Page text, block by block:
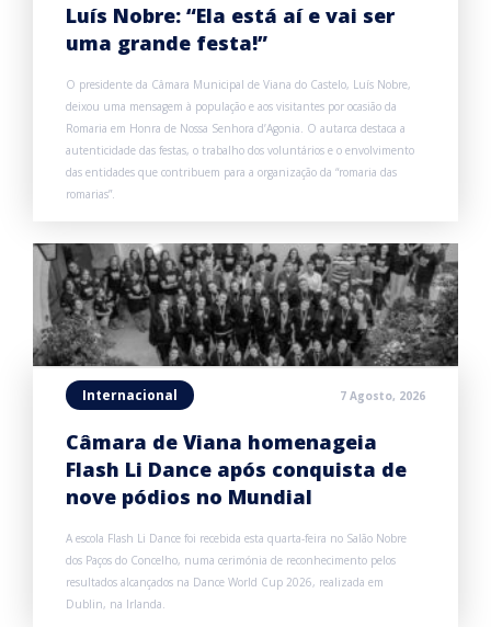
Luís Nobre: “Ela está aí e vai ser
uma grande festa!”
O presidente da Câmara Municipal de Viana do Castelo, Luís Nobre,
deixou uma mensagem à população e aos visitantes por ocasião da
Romaria em Honra de Nossa Senhora d’Agonia. O autarca destaca a
autenticidade das festas, o trabalho dos voluntários e o envolvimento
das entidades que contribuem para a organização da “romaria das
romarias”.
Internacional 7 Agosto, 2026
Câmara de Viana homenageia
Flash Li Dance após conquista de
nove pódios no Mundial
A escola Flash Li Dance foi recebida esta quarta-feira no Salão Nobre
dos Paços do Concelho, numa cerimónia de reconhecimento pelos
resultados alcançados na Dance World Cup 2026, realizada em
Dublin, na Irlanda.